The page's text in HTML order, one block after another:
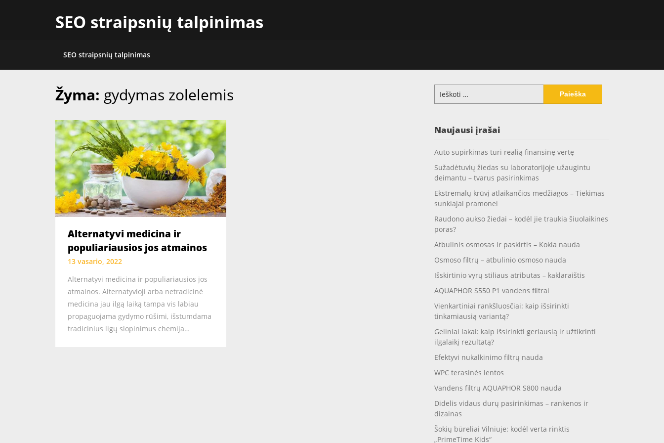
SEO straipsnių talpinimas
SEO straipsnių talpinimas
Žyma: gydymas zolelemis
Alternatyvi medicina ir
populiariausios jos atmainos
13 vasario, 2022
Alternatyvi medicina ir populiariausios jos
atmainos. Alternatyvioji arba netradicinė
medicina jau ilgą laiką tampa vis labiau
propaguojama gydymo rūšimi, išstumdama
tradicinius ligų slopinimus chemija…
Ieškoti:
Naujausi įrašai
Auto supirkimas turi realią finansinę vertę
Sužadėtuvių žiedas su laboratorijoje užaugintu
deimantu – tvarus pasirinkimas
Ekstremalų krūvį atlaikančios medžiagos – Tiekimas
sunkiajai pramonei
Raudono aukso žiedai – kodėl jie traukia šiuolaikines
poras?
Atbulinis osmosas ir paskirtis – Kokia nauda
Osmoso filtrų – atbulinio osmoso nauda
Išskirtinio vyrų stiliaus atributas – kaklaraištis
AQUAPHOR S550 P1 vandens filtrai
Vienkartiniai rankšluosčiai: kaip išsirinkti
tinkamiausią variantą?
Geliniai lakai: kaip išsirinkti geriausią ir užtikrinti
ilgalaikį rezultatą?
Efektyvi nukalkinimo filtrų nauda
WPC terasinės lentos
Vandens filtrų AQUAPHOR S800 nauda
Didelis vidaus durų pasirinkimas – rankenos ir
dizainas
Šokių būreliai Vilniuje: kodėl verta rinktis
„PrimeTime Kids“